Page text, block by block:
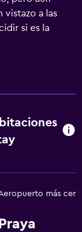
vistazo a las
si es la
más
Praya